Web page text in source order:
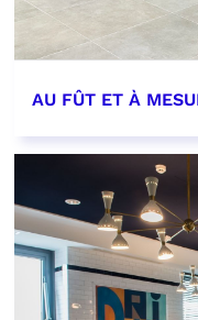
AU FÛT ET À
EN SAVOIR PLUS